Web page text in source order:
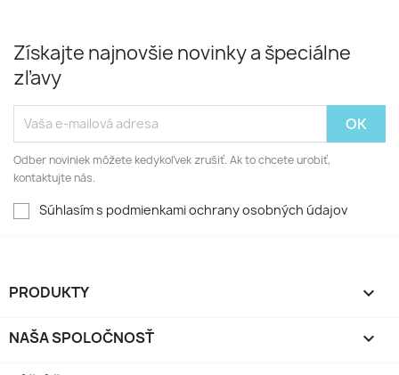
Získajte najnovšie novinky a špeciálne
zľavy
Odber noviniek môžete kedykoľvek zrušiť. Ak to chcete urobiť,
kontaktujte nás.
Súhlasím s podmienkami ochrany osobných údajov
PRODUKTY 
NAŠA SPOLOČNOSŤ 